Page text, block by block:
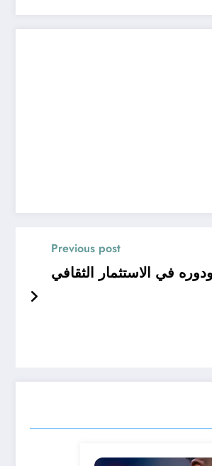
Previous post
في الاستثمار الثقافي